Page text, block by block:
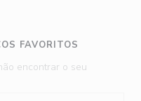
FAVORITOS
encontrar o seu